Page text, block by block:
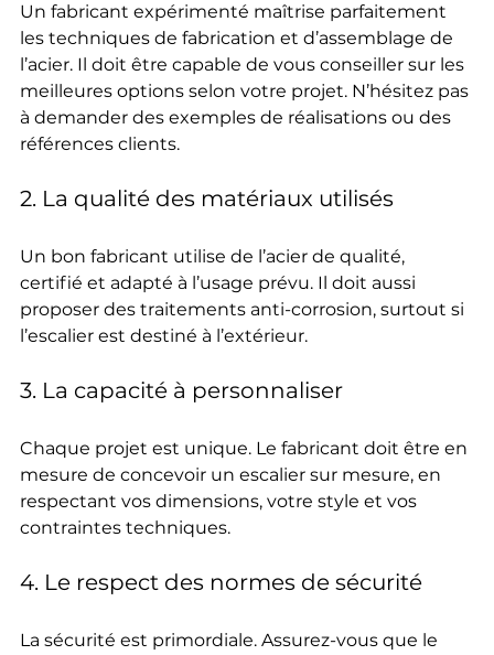
Un fabricant expérimenté maîtrise parfaitement
les techniques de fabrication et d’assemblage de
l’acier. Il doit être capable de vous conseiller sur les
meilleures options selon votre projet. N’hésitez pas
à demander des exemples de réalisations ou des
références clients.
2. La qualité des matériaux utilisés
Un bon fabricant utilise de l’acier de qualité,
certifié et adapté à l’usage prévu. Il doit aussi
proposer des traitements anti-corrosion, surtout si
l’escalier est destiné à l’extérieur.
3. La capacité à personnaliser
Chaque projet est unique. Le fabricant doit être en
mesure de concevoir un escalier sur mesure, en
respectant vos dimensions, votre style et vos
contraintes techniques.
4. Le respect des normes de sécurité
La sécurité est primordiale. Assurez-vous que le